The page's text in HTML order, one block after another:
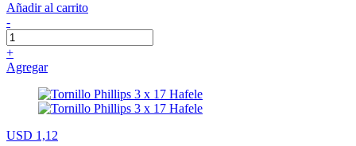
Añadir al carrito
-
+
Agregar
USD 1,12